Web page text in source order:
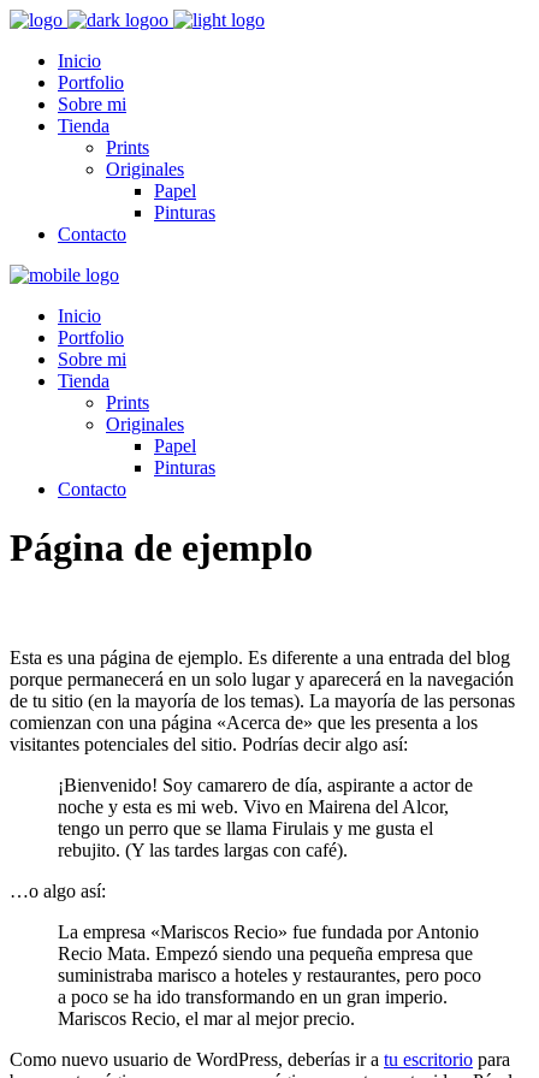
Inicio
Portfolio
Sobre mi
Tienda
Prints
Originales
Papel
Pinturas
Contacto
Inicio
Portfolio
Sobre mi
Tienda
Prints
Originales
Papel
Pinturas
Contacto
Página de ejemplo
Esta es una página de ejemplo. Es diferente a una entrada del blog
porque permanecerá en un solo lugar y aparecerá en la navegación
de tu sitio (en la mayoría de los temas). La mayoría de las personas
comienzan con una página «Acerca de» que les presenta a los
visitantes potenciales del sitio. Podrías decir algo así:
¡Bienvenido! Soy camarero de día, aspirante a actor de
noche y esta es mi web. Vivo en Mairena del Alcor,
tengo un perro que se llama Firulais y me gusta el
rebujito. (Y las tardes largas con café).
…o algo así:
La empresa «Mariscos Recio» fue fundada por Antonio
Recio Mata. Empezó siendo una pequeña empresa que
suministraba marisco a hoteles y restaurantes, pero poco
a poco se ha ido transformando en un gran imperio.
Mariscos Recio, el mar al mejor precio.
Como nuevo usuario de WordPress, deberías ir a tu escritorio para